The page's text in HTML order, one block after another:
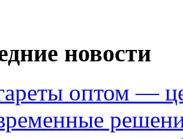
новости
оптом —